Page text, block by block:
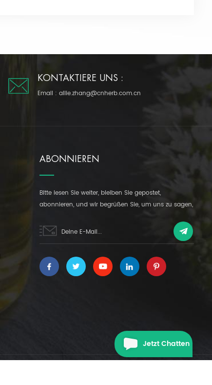
KONTAKTIERE UNS :
Email : allie.zhang@cnherb.com.cn
ABONNIEREN
Bitte lesen Sie weiter, bleiben Sie gepostet,
abonnieren, und wir begrüßen Sie, um uns zu sagen,
Jetzt Chatten